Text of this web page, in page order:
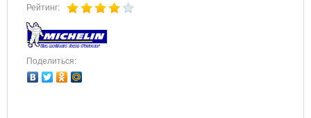
Рейтинг:
Поделиться: